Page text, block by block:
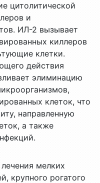
цитолитической
и
ИЛ-2 вызывает
киллеров
клетки.
действия
элиминацию
клеток, что
направленную
а также
мелких
крупного рогатого